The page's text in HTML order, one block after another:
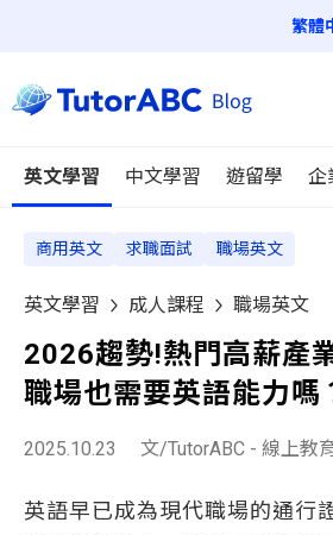
英文學習 中文學習 遊留學 企
商用英文 求職面試 職場英文
英文學習 成人課程 職場英文
2026趨勢!熱門高薪產
職場也需要英語能力嗎
2025.10.23 文/TutorABC - 線上教
英語早已成為現代職場的通行